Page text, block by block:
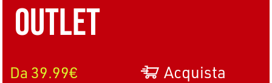
Outlet
Da 39.99€ Acquista